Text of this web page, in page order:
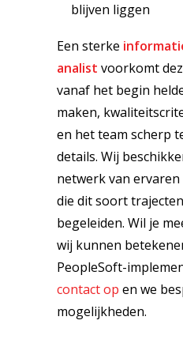
blijven liggen
Een sterke
analist voorkomt
vanaf het begin
maken,
en het team scherp
details. Wij
netwerk van
die dit soort
begeleiden. Wil je
wij kunnen
PeopleSoft-
contact op en we
mogelijkheden.